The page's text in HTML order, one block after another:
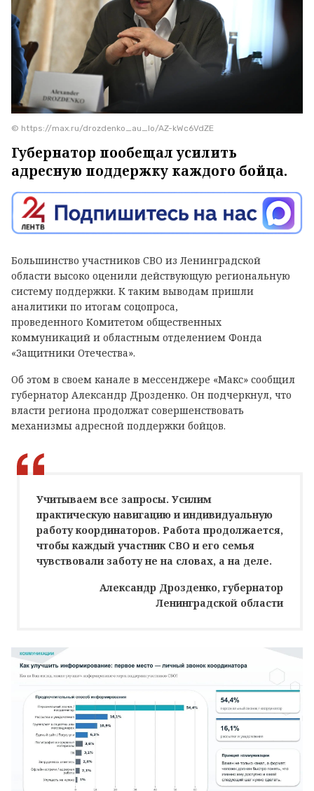
© https://max.ru/drozdenko_au_lo/AZ-kWc6VdZE
Губернатор пообещал усилить
адресную поддержку каждого бойца.
Большинство участников СВО из Ленинградской
области высоко оценили действующую региональную
систему поддержки. К таким выводам пришли
аналитики по итогам соцопроса,
проведенного Комитетом общественных
коммуникаций и областным отделением Фонда
«Защитники Отечества».
Об этом в своем канале в мессенджере «Макс» сообщил
губернатор Александр Дрозденко. Он подчеркнул, что
власти региона продолжат совершенствовать
механизмы адресной поддержки бойцов.
Учитываем все запросы. Усилим
практическую навигацию и индивидуальную
работу координаторов. Работа продолжается,
чтобы каждый участник СВО и его семья
чувствовали заботу не на словах, а на деле.
Александр Дрозденко, губернатор
Ленинградской области